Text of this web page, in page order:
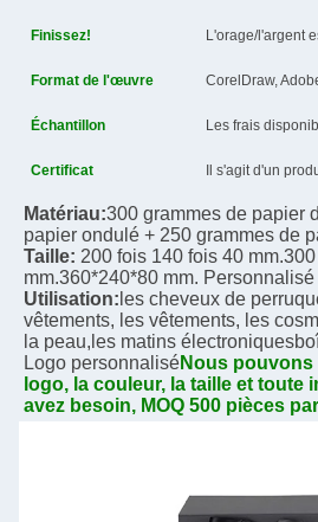
Finissez! L'orage/l'argent
Format de l'œuvre CorelDraw,
Échantillon Les frais
Certificat Il s'agit d'un
Matériau:300 grammes de papier
papier ondulé + 250 grammes de
Taille: 200 fois 140 fois 40 mm.
mm.360*240*80 mm. Personnalisé
Utilisation: les cheveux de
vêtements, les vêtements, les
la peau, les matins électroniques
Logo personnaliséNous
logo, la couleur, la taille et toute
avez besoin, MOQ 500 pièces